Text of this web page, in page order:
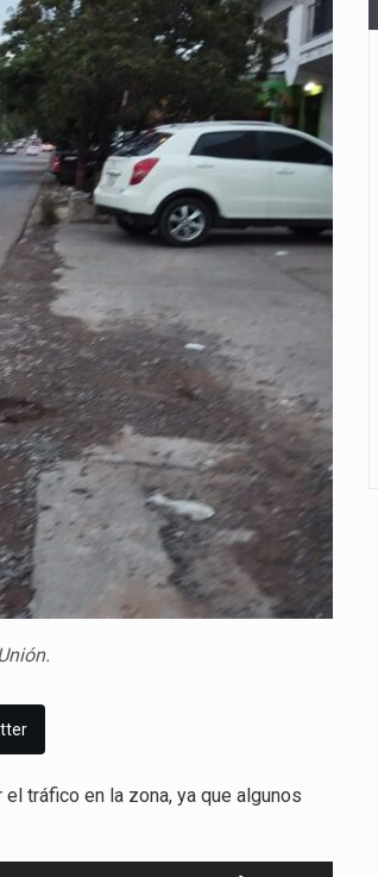
tráfico en la zona, ya que algunos